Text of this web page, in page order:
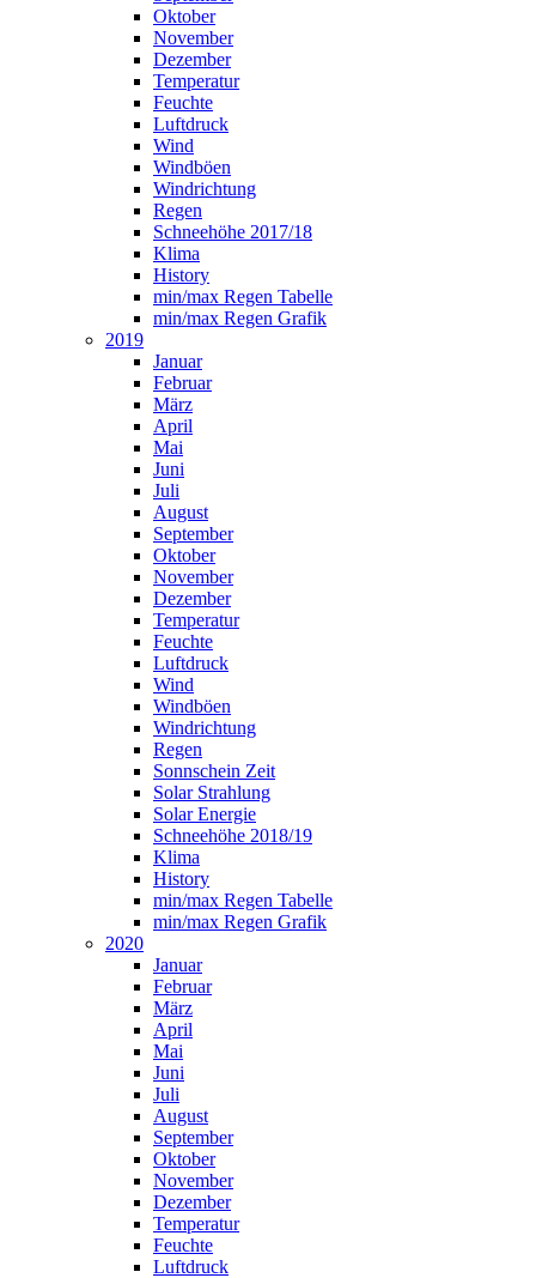
Oktober
November
Dezember
Temperatur
Feuchte
Luftdruck
Wind
Windböen
Windrichtung
Regen
Schneehöhe 2017/18
Klima
History
min/max Regen Tabelle
min/max Regen Grafik
2019
Januar
Februar
März
April
Mai
Juni
Juli
August
September
Oktober
November
Dezember
Temperatur
Feuchte
Luftdruck
Wind
Windböen
Windrichtung
Regen
Sonnschein Zeit
Solar Strahlung
Solar Energie
Schneehöhe 2018/19
Klima
History
min/max Regen Tabelle
min/max Regen Grafik
2020
Januar
Februar
März
April
Mai
Juni
Juli
August
September
Oktober
November
Dezember
Temperatur
Feuchte
Luftdruck